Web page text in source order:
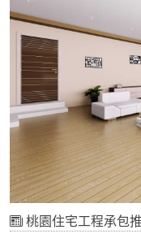
桃園住宅工程承包推薦納